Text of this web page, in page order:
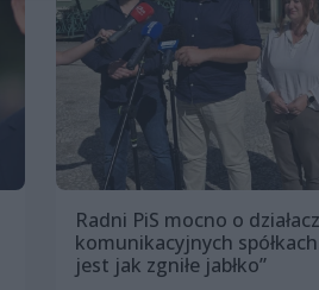
Radni PiS mocno o
komunikacyjnych
jest jak zgniłe jabłko”